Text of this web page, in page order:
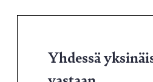
Yhdessä